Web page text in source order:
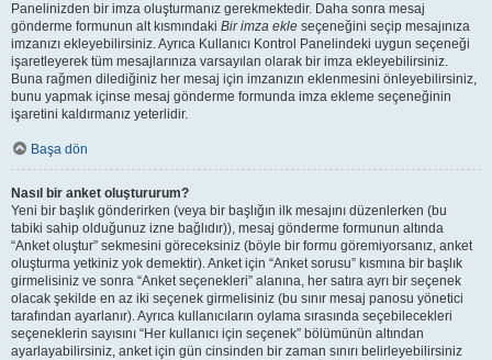
Panelinizden bir imza oluşturmanız gerekmektedir. Daha sonra mesaj
gönderme formunun alt kısmındaki Bir imza ekle seçeneğini seçip mesajınıza
imzanızı ekleyebilirsiniz. Ayrıca Kullanıcı Kontrol Panelindeki uygun seçeneği
işaretleyerek tüm mesajlarınıza varsayılan olarak bir imza ekleyebilirsiniz.
Buna rağmen dilediğiniz her mesaj için imzanızın eklenmesini önleyebilirsiniz,
bunu yapmak içinse mesaj gönderme formunda imza ekleme seçeneğinin
işaretini kaldırmanız yeterlidir.
Başa dön
Nasıl bir anket oluştururum?
Yeni bir başlık gönderirken (veya bir başlığın ilk mesajını düzenlerken (bu
tabiki sahip olduğunuz izne bağlıdır)), mesaj gönderme formunun altında
“Anket oluştur” sekmesini göreceksiniz (böyle bir formu göremiyorsanız, anket
oluşturma yetkiniz yok demektir). Anket için “Anket sorusu” kısmına bir başlık
girmelisiniz ve sonra “Anket seçenekleri” alanına, her satıra ayrı bir seçenek
olacak şekilde en az iki seçenek girmelisiniz (bu sınır mesaj panosu yönetici
tarafından ayarlanır). Ayrıca kullanıcıların oylama sırasında seçebilecekleri
seçeneklerin sayısını “Her kullanıcı için seçenek” bölümünün altından
ayarlayabilirsiniz, anket için gün cinsinden bir zaman sınırı belirleyebilirsiniz